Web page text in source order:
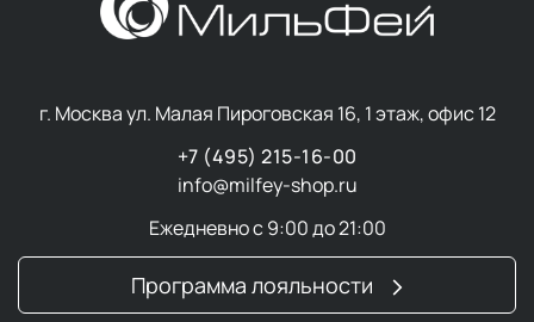
г. Москва ул. Малая Пироговская 16, 1 этаж, офис 12
+7 (495) 215-16-00
info@milfey-shop.ru
Ежедневно с 9:00 до 21:00
Программа лояльности